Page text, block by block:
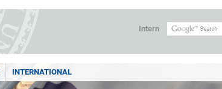
Intern
INTERNATIONAL